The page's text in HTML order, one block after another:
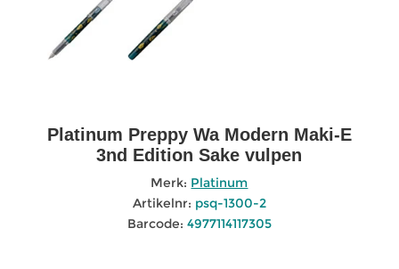
Platinum Preppy Wa Modern Maki-E
3nd Edition Sake vulpen
Merk: Platinum
Artikelnr: psq-1300-2
Barcode: 4977114117305